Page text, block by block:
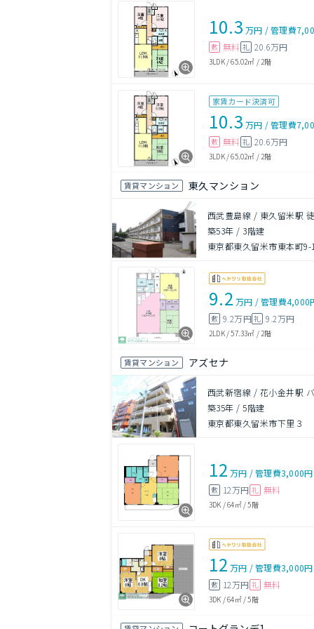
10.3 万円 /管理費
敷 無料 礼 20.6万円
3LDK/65.02㎡ / 2階
家賃カード決済可
10.3 万円 /管理費
敷 無料 礼 20.6万円
3LDK/65.02㎡ /2階
賃貸マンション 東久マンション
西武豊島線 / 東久留米駅
築53年 / 3階建
東京都東久留米市東本町9-1
9.2 万円 /管理費4,000
敷 9.2万円礼 9.2万円
2LDK/57.33㎡ /2階
賃貸マンション アズセナ
西武新宿線 / 花小金井駅
築35年 /5階建
東京都東久留米市下里３
12 万円 /管理費3,000円
敷 12万円 礼 無料
3DK /64㎡/5階
12 万円 /管理費3,000円
敷 12万円 礼 無料
3DK /64㎡/5階